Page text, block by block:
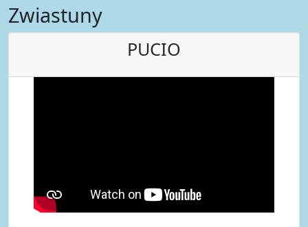
Zwiastuny
PUCIO